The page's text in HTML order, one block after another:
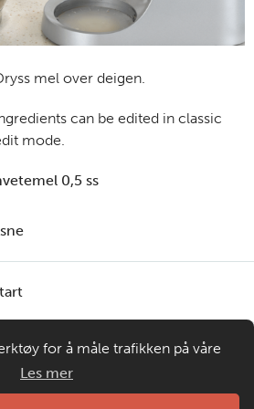
mel over deigen.
can be edited in classic
mode.
0,5 ss
for å måle trafikken på våre
plasseres i din nettleser og
videreutvikling og drift av våre
Les mer